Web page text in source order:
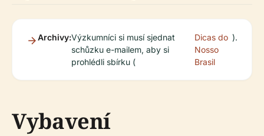
Archivy:Výzkumníci si musí sjednat
schůzku e-mailem, aby si
prohlédli sbírku (
Dicas do
Nosso
Brasil
).
Vybavení